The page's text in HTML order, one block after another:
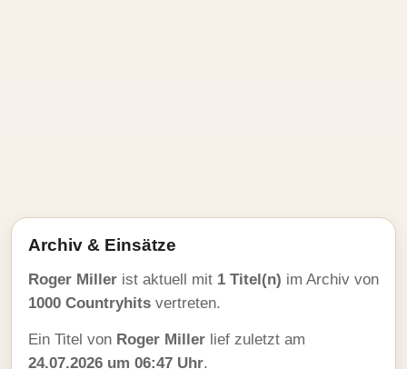
Archiv & Einsätze
Roger Miller ist aktuell mit 1 Titel(n) im Archiv von
1000 Countryhits vertreten.
Ein Titel von Roger Miller lief zuletzt am
24.07.2026 um 06:47 Uhr.